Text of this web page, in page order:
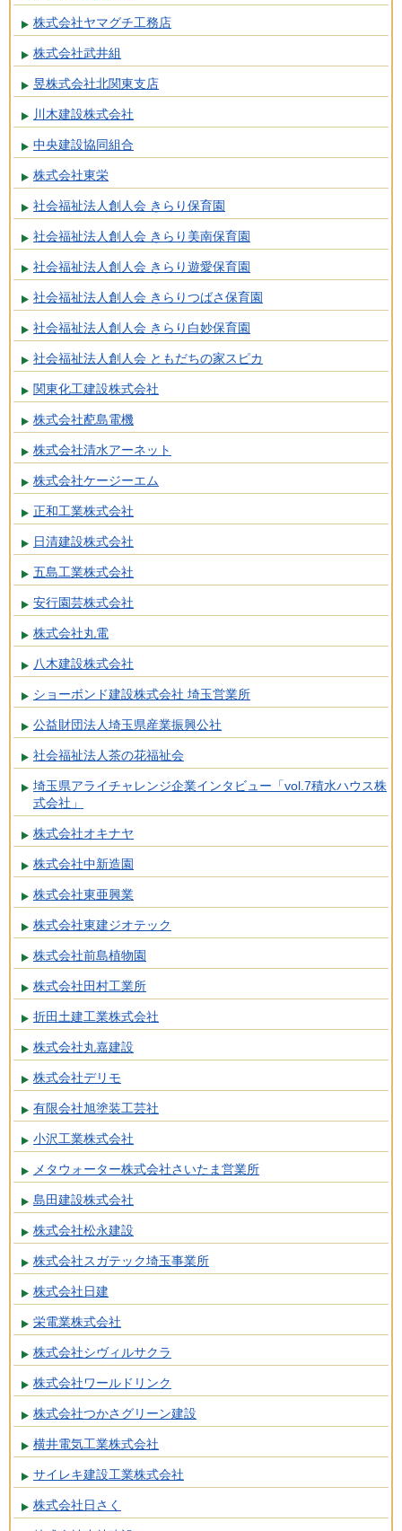
株式会社ヤマグチ工務店
株式会社武井組
昱株式会社北関東支店
川木建設株式会社
中央建設協同組合
株式会社東栄
社会福祉法人創人会 きらり保育園
社会福祉法人創人会 きらり美南保育園
社会福祉法人創人会 きらり遊愛保育園
社会福祉法人創人会 きらりつばさ保育園
社会福祉法人創人会 きらり白妙保育園
社会福祉法人創人会 ともだちの家スピカ
関東化工建設株式会社
株式会社蓜島電機
株式会社清水アーネット
株式会社ケージーエム
正和工業株式会社
日清建設株式会社
五島工業株式会社
安行園芸株式会社
株式会社丸電
八木建設株式会社
ショーボンド建設株式会社 埼玉営業所
公益財団法人埼玉県産業振興公社
社会福祉法人茶の花福祉会
埼玉県アライチャレンジ企業インタビュー「vol.7積水ハウス株
式会社」
株式会社オキナヤ
株式会社中新造園
株式会社東亜興業
株式会社東建ジオテック
株式会社前島植物園
株式会社田村工業所
折田土建工業株式会社
株式会社丸嘉建設
株式会社デリモ
有限会社旭塗装工芸社
小沢工業株式会社
メタウォーター株式会社さいたま営業所
島田建設株式会社
株式会社松永建設
株式会社スガテック埼玉事業所
株式会社日建
栄電業株式会社
株式会社シヴィルサクラ
株式会社ワールドリンク
株式会社つかさグリーン建設
横井電気工業株式会社
サイレキ建設工業株式会社
株式会社日さく